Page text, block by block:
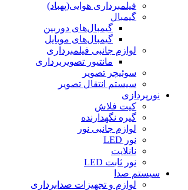
فیلمبرداری هوایی(پهباد)
گیمبال
گیمبال‌های دوربین
گیمبال‌های موبایل
لوازم جانبی فیلمبرداری
مانتیور تصویربرداری
سوئیچر تصویر
سیستم انتقال تصویر
نورپردازی
کیت فلاش
گیره نگهدارنده
لوازم جانبی نور
نور LED
نانلایت
نور ثابت LED
سیستم صدا
لوازم و تجهیزات صدابرداری